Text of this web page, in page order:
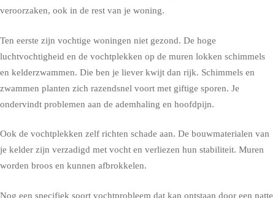
veroorzaken, ook in de rest van je woning.
Ten eerste zijn vochtige woningen niet gezond. De hoge
luchtvochtigheid en de vochtplekken op de muren lokken schimmels
en kelderzwammen. Die ben je liever kwijt dan rijk. Schimmels en
zwammen planten zich razendsnel voort met giftige sporen. Je
ondervindt problemen aan de ademhaling en hoofdpijn.
Ook de vochtplekken zelf richten schade aan. De bouwmaterialen van
je kelder zijn verzadigd met vocht en verliezen hun stabiliteit. Muren
worden broos en kunnen afbrokkelen.
Nog een specifiek soort vochtprobleem dat kan ontstaan door een natte